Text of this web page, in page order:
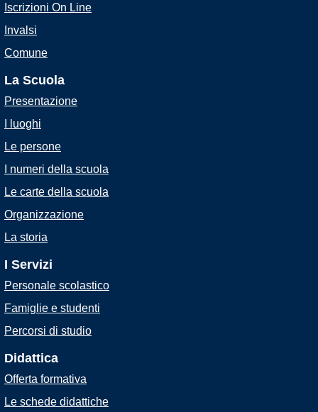
Iscrizioni On Line
Invalsi
Comune
La Scuola
Presentazione
I luoghi
Le persone
I numeri della scuola
Le carte della scuola
Organizzazione
La storia
I Servizi
Personale scolastico
Famiglie e studenti
Percorsi di studio
Didattica
Offerta formativa
Le schede didattiche